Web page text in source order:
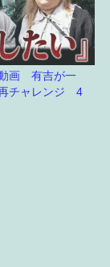
画 有吉が一
チャレンジ 4